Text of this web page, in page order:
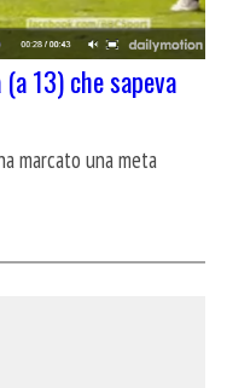
13) che sapeva
marcato una meta